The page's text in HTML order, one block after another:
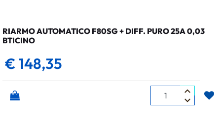
RIARMO AUTOMATICO F80SG + DIFF. PURO 25A 0,03
BTICINO
€ 148,35
Quantità